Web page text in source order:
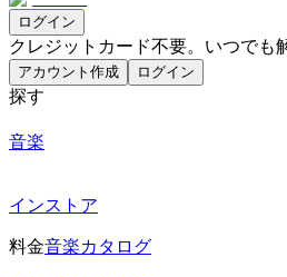
ログイン
クレジットカード不要。いつでも
アカウント作成 ログイン
探す
音楽
インストア
料金音楽カタログ